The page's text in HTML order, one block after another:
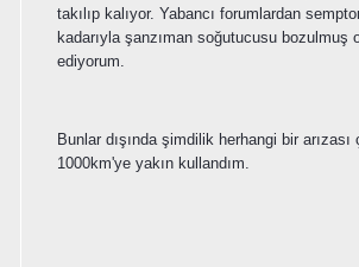
takılıp kalıyor. Yabancı forumlardan
kadarıyla şanzıman soğutucusu bozulmuş
ediyorum.
Bunlar dışında şimdilik herhangi bir arızası
1000km'ye yakın kullandım.